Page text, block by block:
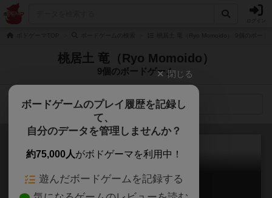
桃居土 竜（Ryo Momoido）
9個のボードゲーム
検索メニュー
トリニティ
TRiNiTY
閉じる
ボードゲームのプレイ履歴を記録し
て、
自分のデータを管理しませんか？
約75,000人がボドゲーマを利用中！
遊んだボードゲームを記録する